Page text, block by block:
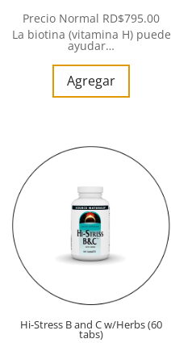
Precio Normal RD$795.00
La biotina (vitamina H) puede
ayudar…
Agregar
Hi-Stress B and C w/Herbs (60
tabs)